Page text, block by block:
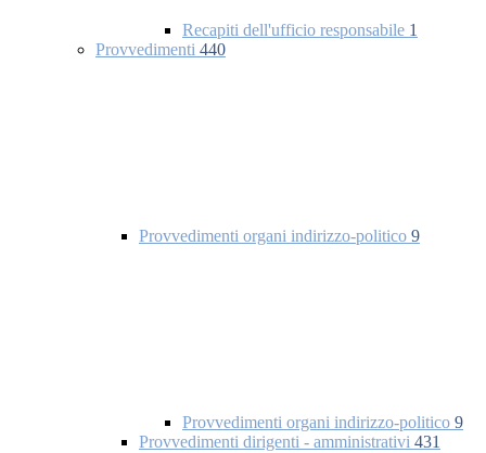
Recapiti dell'ufficio responsabile 1
Provvedimenti 440
Provvedimenti organi indirizzo-politico 9
Provvedimenti organi indirizzo-politico 9
Provvedimenti dirigenti - amministrativi 431